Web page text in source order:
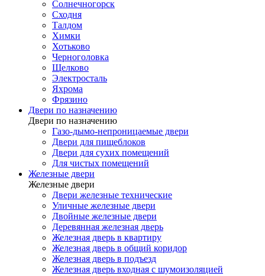
Солнечногорск
Сходня
Талдом
Химки
Хотьково
Черноголовка
Щелково
Электросталь
Яхрома
Фрязино
Двери по назначению
Двери по назначению
Газо-дымо-непроницаемые двери
Двери для пищеблоков
Двери для сухих помещений
Для чистых помещений
Железные двери
Железные двери
Двери железные технические
Уличные железные двери
Двойные железные двери
Деревянная железная дверь
Железная дверь в квартиру
Железная дверь в общий коридор
Железная дверь в подъезд
Железная дверь входная с шумоизоляцией